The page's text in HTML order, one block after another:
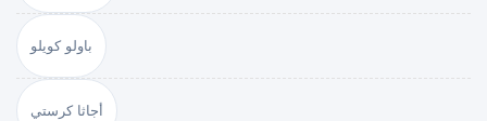
باولو كويلو
أجاثا كرستي